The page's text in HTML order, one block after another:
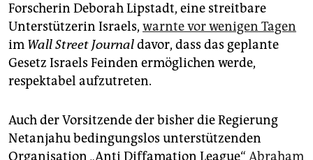
Forscherin Deborah Lipstadt, eine streitbare
Unterstützerin Israels, warnte vor wenigen Tagen
im Wall Street Journaldavor, dass das geplante
Gesetz Israels Feinden ermöglichen werde,
respektabel aufzutreten.
Auch der Vorsitzende der bisher die Regierung
Netanjahu bedingungslos unterstützenden
Organisation „Anti Diffamation League“ Abraham